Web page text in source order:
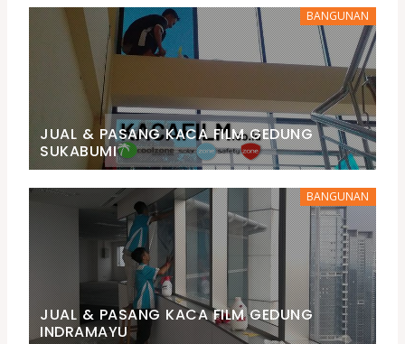
BANGUNAN
JUAL & PASANG KACA FILM GEDUNG
SUKABUMI
BANGUNAN
JUAL & PASANG KACA FILM GEDUNG
INDRAMAYU